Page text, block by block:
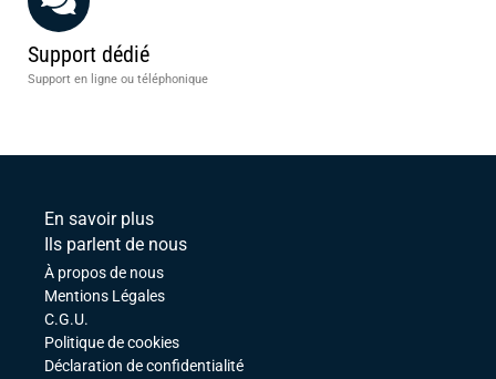
Support dédié
Support en ligne ou téléphonique
En savoir plus
Ils parlent de nous
À propos de nous
Mentions Légales
C.G.U.
Politique de cookies
Déclaration de confidentialité